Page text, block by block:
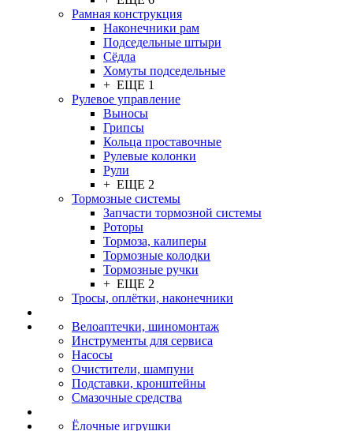
Рамная конструкция
Наконечники рам
Подседельные штыри
Сёдла
Хомуты подседельные
+ ЕЩЕ 1
Рулевое управление
Выносы
Грипсы
Кольца проставочные
Рулевые колонки
Рули
+ ЕЩЕ 2
Тормозные системы
Запчасти тормозной системы
Роторы
Тормоза, калиперы
Тормозные колодки
Тормозные ручки
+ ЕЩЕ 2
Тросы, оплётки, наконечники
Велоаптечки, шиномонтаж
Инструменты для сервиса
Насосы
Очистители, шампуни
Подставки, кронштейны
Смазочные средства
Ёлочные игрушки